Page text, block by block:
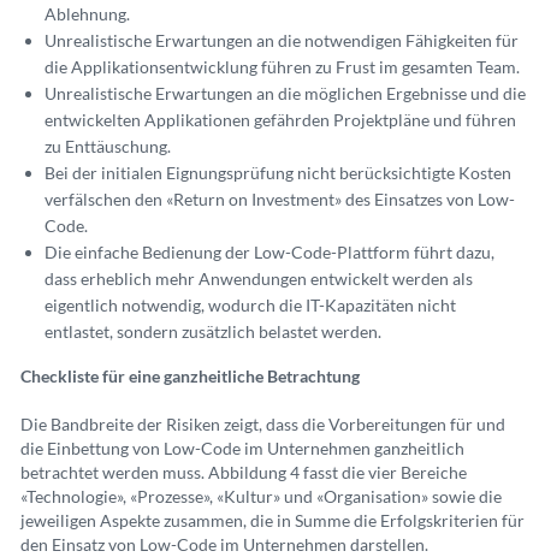
Ablehnung.
Unrealistische Erwartungen an die notwendigen Fähigkeiten für
die Applikationsentwicklung führen zu Frust im gesamten Team.
Unrealistische Erwartungen an die möglichen Ergebnisse und die
entwickelten Applikationen gefährden Projektpläne und führen
zu Enttäuschung.
Bei der initialen Eignungsprüfung nicht berücksichtigte Kosten
verfälschen den «Return on Investment» des Einsatzes von Low-
Code.
Die einfache Bedienung der Low-Code-Plattform führt dazu,
dass erheblich mehr Anwendungen entwickelt werden als
eigentlich notwendig, wodurch die IT-Kapazitäten nicht
entlastet, sondern zusätzlich belastet werden.
Checkliste für eine ganzheitliche Betrachtung
Die Bandbreite der Risiken zeigt, dass die Vorbereitungen für und
die Einbettung von Low-Code im Unternehmen ganzheitlich
betrachtet werden muss. Abbildung 4 fasst die vier Bereiche
«Technologie», «Prozesse», «Kultur» und «Organisation» sowie die
jeweiligen Aspekte zusammen, die in Summe die Erfolgskriterien für
den Einsatz von Low-Code im Unternehmen darstellen.